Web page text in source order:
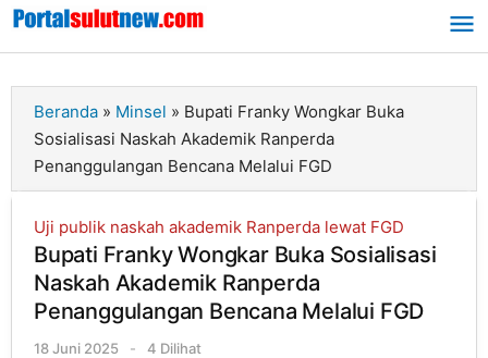
Lewati
Beranda » Minsel » Bupati Franky Wongkar Buka
Sosialisasi Naskah Akademik Ranperda
Penanggulangan Bencana Melalui FGD
Uji publik naskah akademik Ranperda lewat FGD
Bupati Franky Wongkar Buka Sosialisasi
Naskah Akademik Ranperda
Penanggulangan Bencana Melalui FGD
18 Juni 2025
oleh
-
4 Dilihat